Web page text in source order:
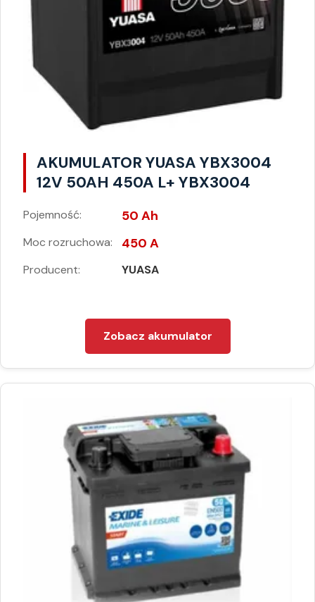
AKUMULATOR YUASA YBX3004
12V 50AH 450A L+ YBX3004
Pojemność: 50 Ah
Moc rozruchowa: 450 A
Producent: YUASA
Zobacz akumulator